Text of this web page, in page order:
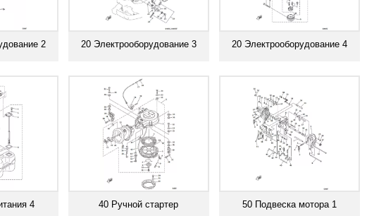
2 20 Электрооборудование 3 20 Электрооборудование 4
4 40 Ручной стартер 50 Подвеска мотора 1